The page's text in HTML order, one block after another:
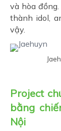
và hòa
thành idol,
vậy.
Project
bằng
Nội